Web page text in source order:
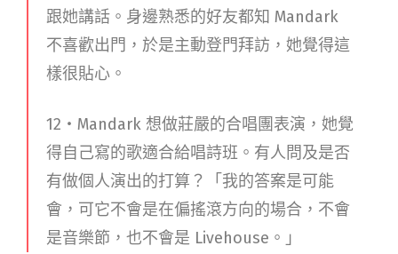
跟她講話。身邊熟悉的好友都知 Mandark
不喜歡出門，於是主動登門拜訪，她覺得這
樣很貼心。
12・Mandark 想做莊嚴的合唱團表演，她覺
得自己寫的歌適合給唱詩班。有人問及是否
有做個人演出的打算？「我的答案是可能
會，可它不會是在偏搖滾方向的場合，不會
是音樂節，也不會是 Livehouse。」